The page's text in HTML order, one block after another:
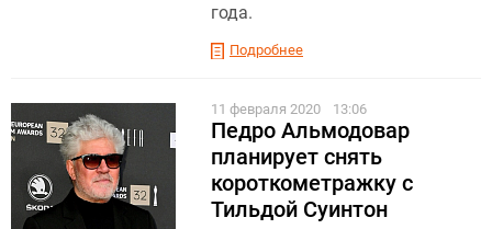
года.
Подробнее
11 февраля 2020 13:06
Педро Альмодовар
планирует снять
короткометражку с
Тильдой Суинтон